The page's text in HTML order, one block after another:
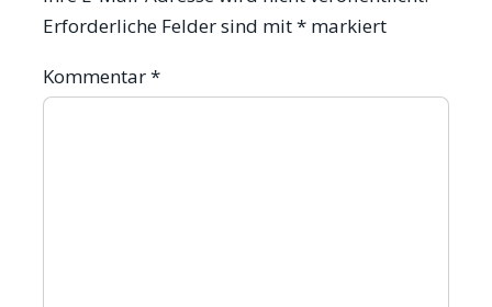
Erforderliche Felder sind mit* markiert
Kommentar*